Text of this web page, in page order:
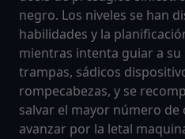
negro. Los niveles se han
habilidades y la
mientras intenta guiar a
trampas, sádicos
rompecabezas, y se
salvar el mayor número de
avanzar por la letal